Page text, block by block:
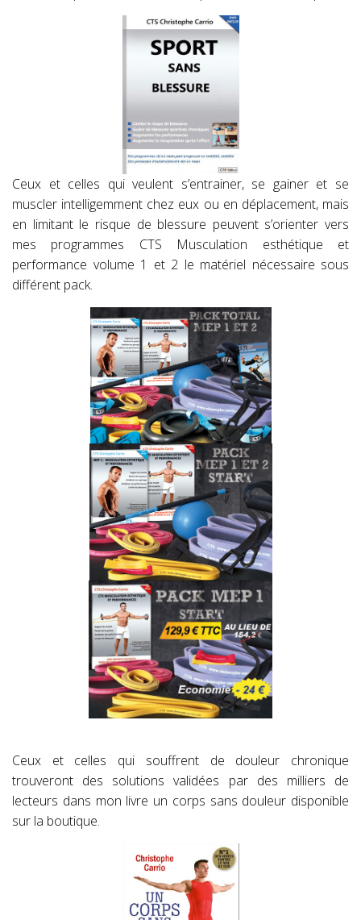
Ceux et celles qui veulent s’entrainer, se gainer et se
muscler intelligemment chez eux ou en déplacement, mais
en limitant le risque de blessure peuvent s’orienter vers
mes programmes CTS Musculation esthétique et
performance volume 1 et 2 le matériel nécessaire sous
différent pack.
Ceux et celles qui souffrent de douleur chronique
trouveront des solutions validées par des milliers de
lecteurs dans mon livre un corps sans douleur disponible
sur la boutique.